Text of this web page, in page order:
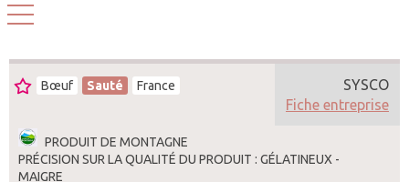
Bœuf Sauté France
PRODUIT DE MONTAGNE
PRÉCISION SUR LA QUALITÉ DU PRODUIT : GÉLATINEUX -
MAIGRE
SYSCO
Fiche entreprise